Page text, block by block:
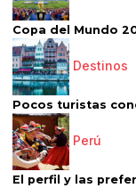
Copa del Mundo
Destinos
Pocos turistas
Perú
El perfil y las